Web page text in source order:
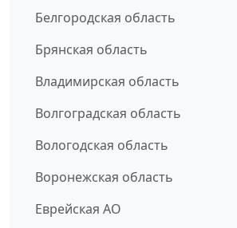
Белгородская область
Брянская область
Владимирская область
Волгоградская область
Вологодская область
Воронежская область
Еврейская АО